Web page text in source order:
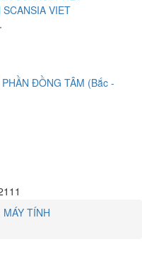
4160.( TH4) RAM 4G-
Intel Core i7-6xx .(
Core i3-1005G1 /4GB
Màu Trắng )
4G - SSD120G - 12.5'
6300U .( TH6)- 4G- 120G-
VIET
ĐỒNG TÂM (Bắc - Trung -
MÁY TÍNH